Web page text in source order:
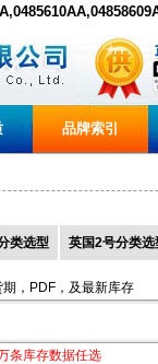
品牌索引
类选型 英国2号分类选
，PDF，及最新库存
条库存数据任选